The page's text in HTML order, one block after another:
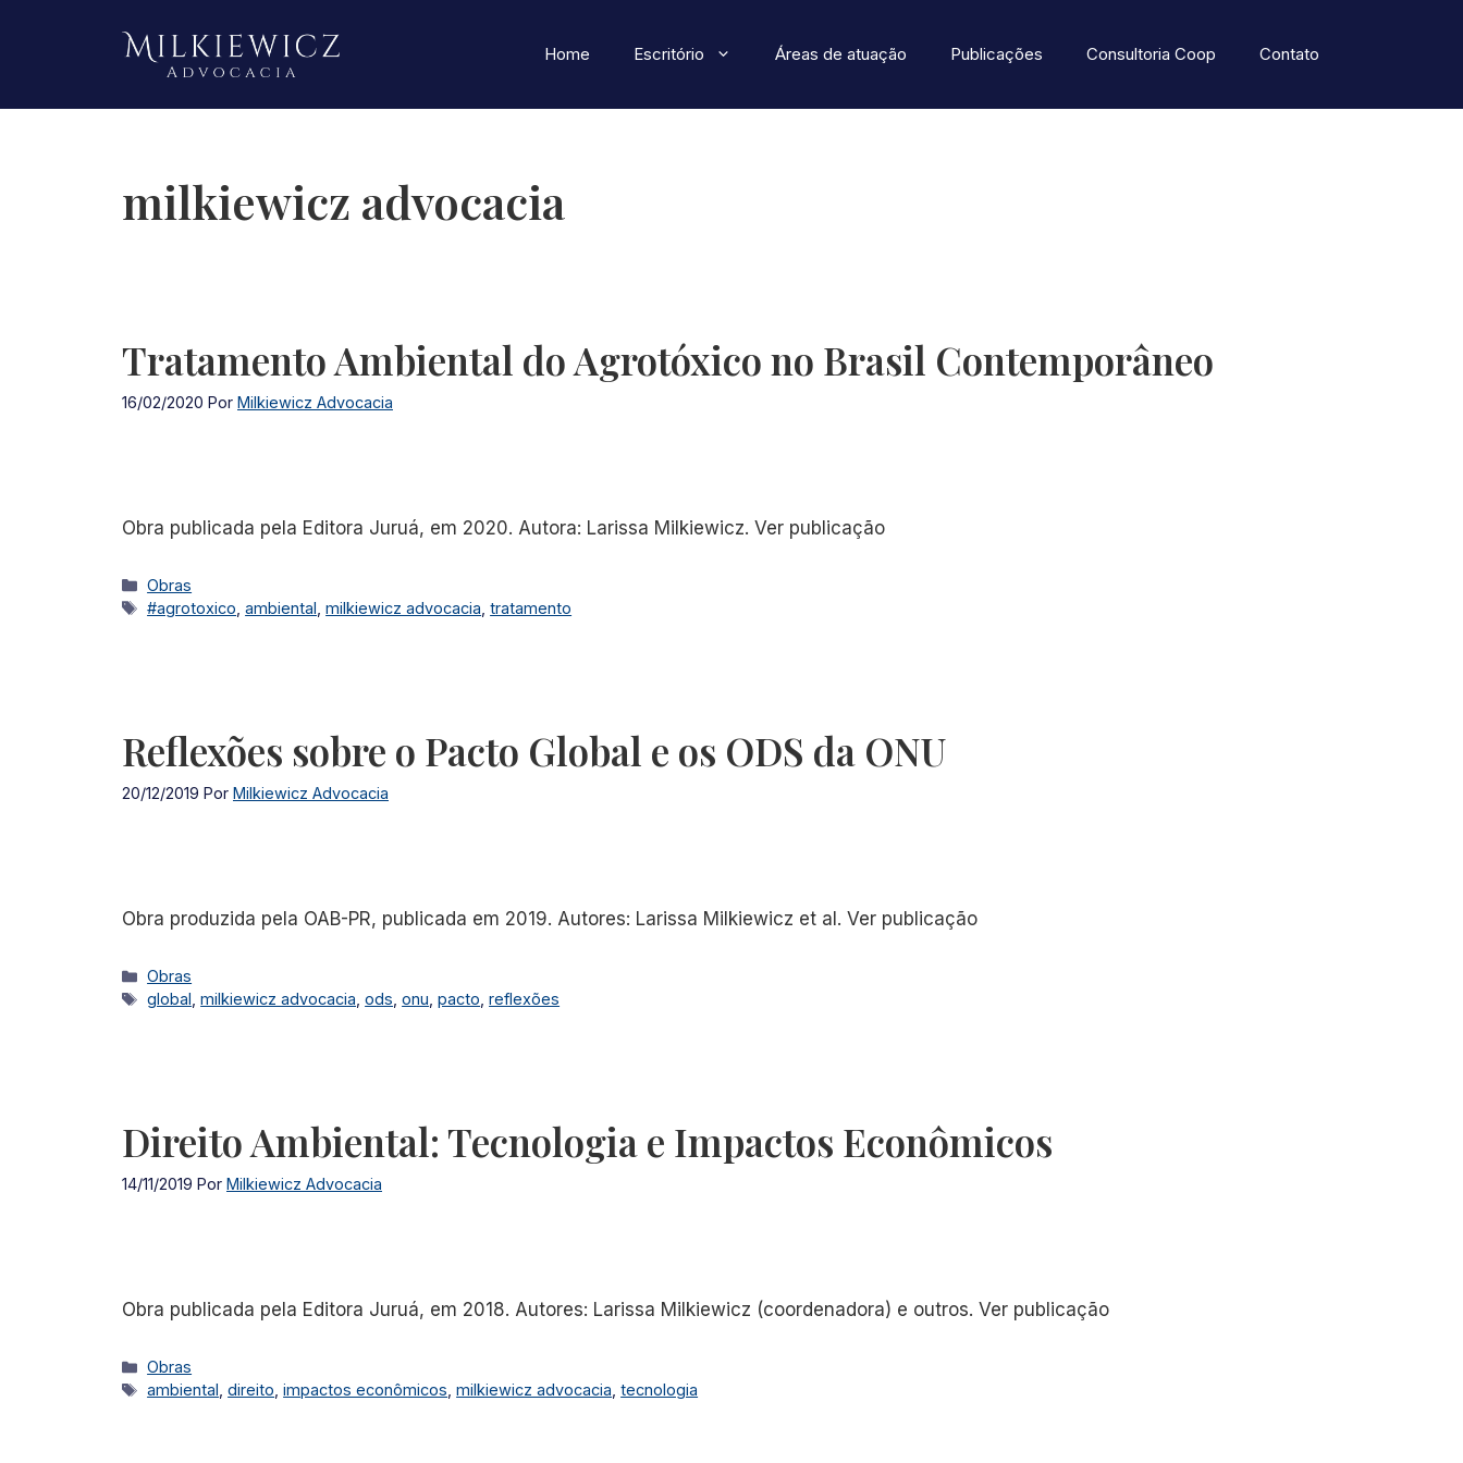
Home Escritório Áreas de atuação Publicações Consultoria Coop Contato
milkiewicz advocacia
Tratamento Ambiental do Agrotóxico no Brasil Contemporâneo
16/02/2020 Por Milkiewicz Advocacia
Obra publicada pela Editora Juruá, em 2020. Autora: Larissa Milkiewicz. Ver publicação
Categorias
Obras
Tags
#agrotoxico ,ambiental ,milkiewicz advocacia ,tratamento
Reflexões sobre o Pacto Global e os ODS da ONU
20/12/2019 Por Milkiewicz Advocacia
Obra produzida pela OAB-PR, publicada em 2019. Autores: Larissa Milkiewicz et al. Ver publicação
Categorias
Obras
Tags
global ,milkiewicz advocacia ,ods ,onu ,pacto ,reflexões
Direito Ambiental: Tecnologia e Impactos Econômicos
14/11/2019 Por Milkiewicz Advocacia
Obra publicada pela Editora Juruá, em 2018. Autores: Larissa Milkiewicz (coordenadora) e outros. Ver publicação
Categorias
Obras
Tags
ambiental ,direito ,impactos econômicos ,milkiewicz advocacia ,tecnologia